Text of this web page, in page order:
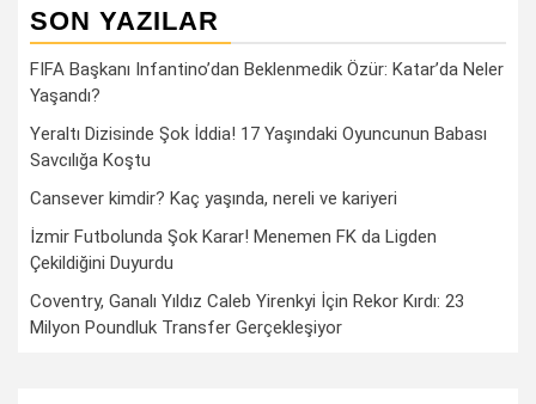
SON YAZILAR
FIFA Başkanı Infantino’dan Beklenmedik Özür: Katar’da Neler
Yaşandı?
Yeraltı Dizisinde Şok İddia! 17 Yaşındaki Oyuncunun Babası
Savcılığa Koştu
Cansever kimdir? Kaç yaşında, nereli ve kariyeri
İzmir Futbolunda Şok Karar! Menemen FK da Ligden
Çekildiğini Duyurdu
Coventry, Ganalı Yıldız Caleb Yirenkyi İçin Rekor Kırdı: 23
Milyon Poundluk Transfer Gerçekleşiyor